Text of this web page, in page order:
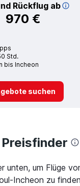
Rückflug ab
970 €
Std.
bis Incheon
suchen
Preisfinder
unten, um Flüge
Incheon zu